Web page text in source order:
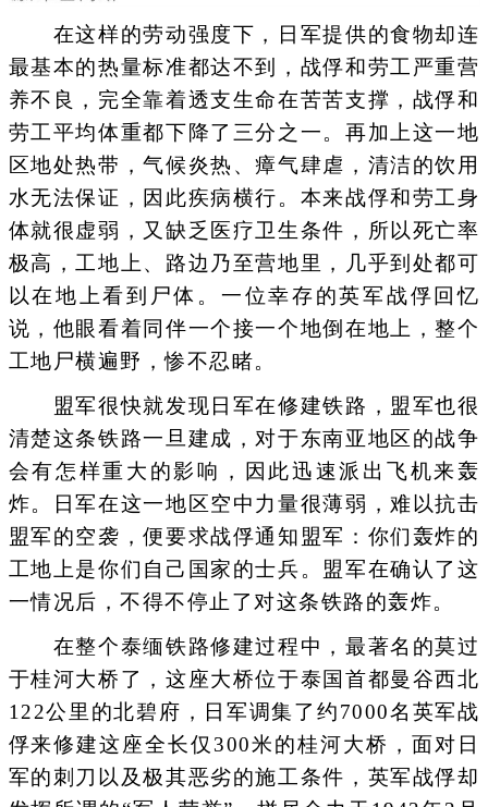
在这样的劳动强度下，日军提供的食物却连
最基本的热量标准都达不到，战俘和劳工严重营
养不良，完全靠着透支生命在苦苦支撑，战俘和
劳工平均体重都下降了三分之一。再加上这一地
区地处热带，气候炎热、瘴气肆虐，清洁的饮用
水无法保证，因此疾病横行。本来战俘和劳工身
体就很虚弱，又缺乏医疗卫生条件，所以死亡率
极高，工地上、路边乃至营地里，几乎到处都可
以在地上看到尸体。一位幸存的英军战俘回忆
说，他眼看着同伴一个接一个地倒在地上，整个
工地尸横遍野，惨不忍睹。
盟军很快就发现日军在修建铁路，盟军也很
清楚这条铁路一旦建成，对于东南亚地区的战争
会有怎样重大的影响，因此迅速派出飞机来轰
炸。日军在这一地区空中力量很薄弱，难以抗击
盟军的空袭，便要求战俘通知盟军：你们轰炸的
工地上是你们自己国家的士兵。盟军在确认了这
一情况后，不得不停止了对这条铁路的轰炸。
在整个泰缅铁路修建过程中，最著名的莫过
于桂河大桥了，这座大桥位于泰国首都曼谷西北
122公里的北碧府，日军调集了约7000名英军战
俘来修建这座全长仅300米的桂河大桥，面对日
军的刺刀以及极其恶劣的施工条件，英军战俘却